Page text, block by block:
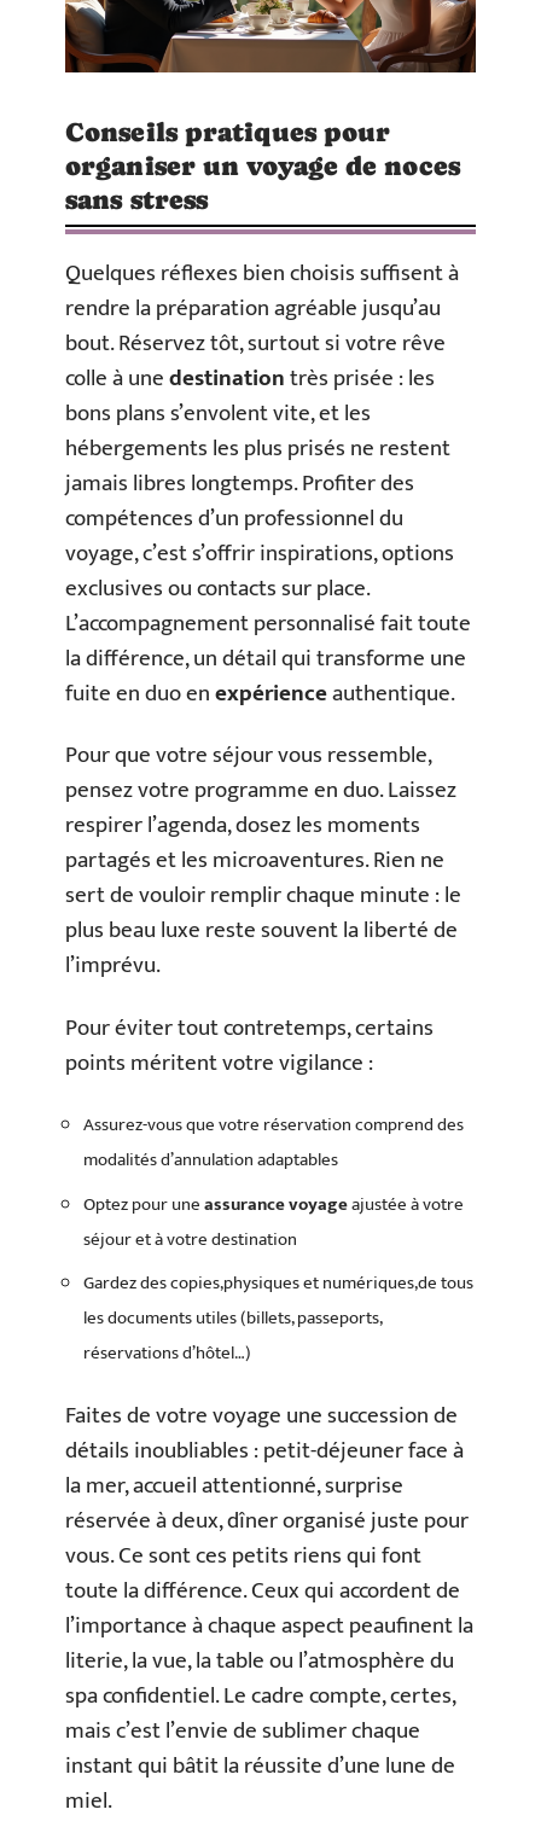
Conseils pratiques pour
organiser un voyage de noces
sans stress
Quelques réflexes bien choisis suffisent à
rendre la préparation agréable jusqu’au
bout. Réservez tôt, surtout si votre rêve
colle à unedestinationtrès prisée : les
bons plans s’envolent vite, et les
hébergements les plus prisés ne restent
jamais libres longtemps. Profiter des
compétences d’un professionnel du
voyage, c’est s’offrir inspirations, options
exclusives ou contacts sur place.
L’accompagnement personnalisé fait toute
la différence, un détail qui transforme une
fuite en duo enexpérienceauthentique.
Pour que votre séjour vous ressemble,
pensez votre programme en duo. Laissez
respirer l’agenda, dosez les moments
partagés et les microaventures. Rien ne
sert de vouloir remplir chaque minute : le
plus beau luxe reste souvent la liberté de
l’imprévu.
Pour éviter tout contretemps, certains
points méritent votre vigilance :
Assurez-vous que votre réservation comprend des
modalités d’annulation adaptables
Optez pour uneassurance voyageajustée à votre
séjour et à votre destination
Gardez des copies,physiques et numériques,de tous
les documents utiles (billets, passeports,
réservations d’hôtel…)
Faites de votre voyage une succession de
détails inoubliables : petit-déjeuner face à
la mer, accueil attentionné, surprise
réservée à deux, dîner organisé juste pour
vous. Ce sont ces petits riens qui font
toute la différence. Ceux qui accordent de
l’importance à chaque aspect peaufinent la
literie, la vue, la table ou l’atmosphère du
spa confidentiel. Le cadre compte, certes,
mais c’est l’envie de sublimer chaque
instant qui bâtit la réussite d’une lune de
miel.